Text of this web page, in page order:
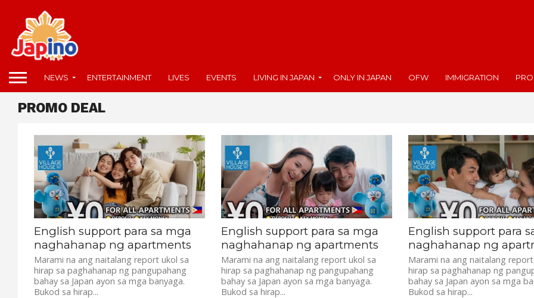
NEWS ENTERTAINMENT LIVES EVENTS LIVING IN JAPAN ONLY IN JAPAN OFW IMMIGRATION
PROMO DEAL
English support para sa mga
naghahanap ng apartments
Marami na ang naitalang report ukol sa
hirap sa paghahanap ng pangupahang
bahay sa Japan ayon sa mga banyaga.
Bukod sa hirap...
English support para sa mga
naghahanap ng apartments
Marami na ang naitalang report ukol sa
hirap sa paghahanap ng pangupahang
bahay sa Japan ayon sa mga banyaga.
Bukod sa hirap...
English support para
naghahanap ng
Marami na ang naitalang
hirap sa paghahanap ng
bahay sa Japan ayon sa mga
Bukod sa hirap...